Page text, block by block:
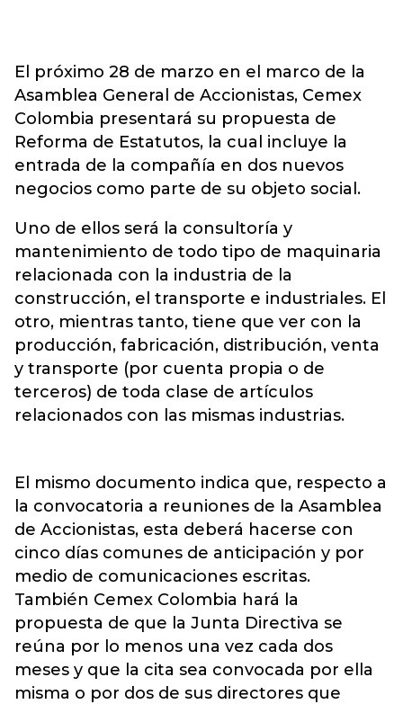
El próximo 28 de marzo en el marco de la
Asamblea General de Accionistas, Cemex
Colombia presentará su propuesta de
Reforma de Estatutos, la cual incluye la
entrada de la compañía en dos nuevos
negocios como parte de su objeto social.
Uno de ellos será la consultoría y
mantenimiento de todo tipo de maquinaria
relacionada con la industria de la
construcción, el transporte e industriales. El
otro, mientras tanto, tiene que ver con la
producción, fabricación, distribución, venta
y transporte (por cuenta propia o de
terceros) de toda clase de artículos
relacionados con las mismas industrias.
El mismo documento indica que, respecto a
la convocatoria a reuniones de la Asamblea
de Accionistas, esta deberá hacerse con
cinco días comunes de anticipación y por
medio de comunicaciones escritas.
También Cemex Colombia hará la
propuesta de que la Junta Directiva se
reúna por lo menos una vez cada dos
meses y que la cita sea convocada por ella
misma o por dos de sus directores que